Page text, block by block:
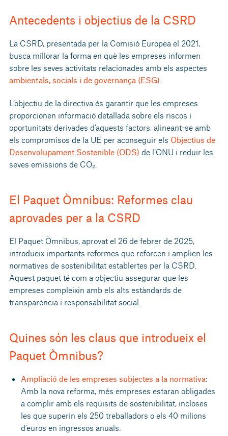
Antecedents i objectius de la CSRD
La CSRD, presentada per la Comisió Europea el 2021,
busca millorar la forma en què les empreses informen
sobre les seves activitats relacionades amb els aspectes
ambientals, socials i de governança (ESG)
L’objectiu de la directiva és garantir que les empreses
proporcionen informació detallada sobre els riscos i
oportunitats derivades d’aquests factors, alineant-se amb
els compromisos de la UE per aconseguir els Objectius de
Desenvolupament Sostenible (ODS) de l’ONU i reduir les
seves emissions de CO₂.
El Paquet Òmnibus: Reformes clau
aprovades per a la CSRD
El Paquet Òmnibus, aprovat el 26 de febrer de 2025,
introdueix importants reformes que reforcen i amplien les
normatives de sostenibilitat establertes per la CSRD.
Aquest paquet té com a objectiu assegurar que les
empreses compleixin amb els alts estàndards de
transparència i responsabilitat social.
Quines són les claus que introdueix el
Paquet Òmnibus?
Ampliació de les empreses subjectes a la normativa:
Amb la nova reforma, més empreses estaran obligades
a complir amb els requisits de sostenibilitat, incloses
les que superin els 250 treballadors o els 40 milions
d’euros en ingressos anuals.